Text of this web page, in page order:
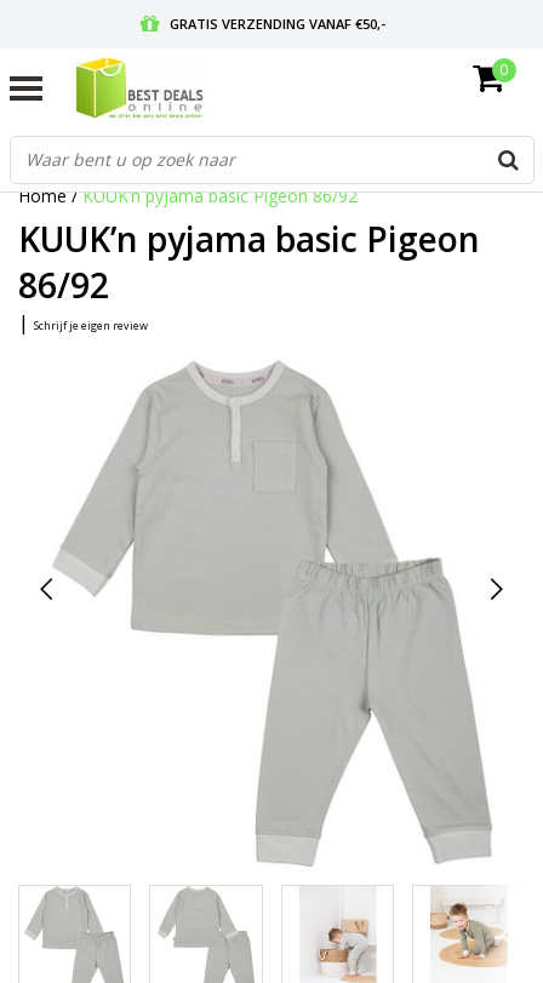
GRATIS VERZENDING VANAF €50,-
GRATIS RETOURNEREN EN 30 DAGEN BEDENKTIJD
0
Home/KUUK’n pyjama basic Pigeon 86/92
KUUK’n pyjama basic Pigeon
86/92
| Schrijf je eigen review